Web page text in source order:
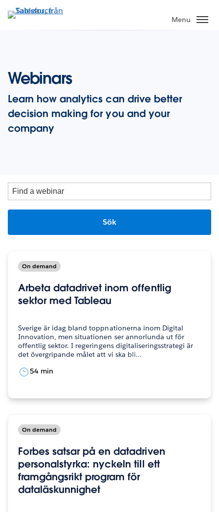
vidare
Menu
Webinars
Learn how analytics can drive better
decision making for you and your
company
Hitta
ett
webbinarium
On demand
Arbeta datadrivet inom offentlig
sektor med Tableau
Sverige är idag bland toppnationerna inom Digital
Innovation, men situationen ser annorlunda ut för
offentlig sektor. I regeringens digitaliseringsstrategi är
det övergripande målet att vi ska bli…
54 min
On demand
Forbes satsar på en datadriven
personalstyrka: nyckeln till ett
framgångsrikt program för
dataläskunnighet